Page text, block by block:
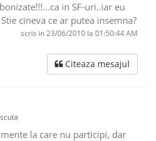
in SF-uri..iar eu
cineva ce ar putea insemna?
scris in 23/06/2010 la 01:50:44 AM
Citeaza mesajul
la care nu participi, dar